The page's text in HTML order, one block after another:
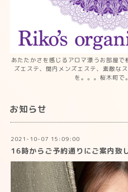
あたたかさを感じるアロマ漂うお部屋で
ズエステ、関内メンズエステ、素敵な
を。。。桜木町で
お知らせ
2021-10-07 15:09:00
16時からご予約通りにご案内致